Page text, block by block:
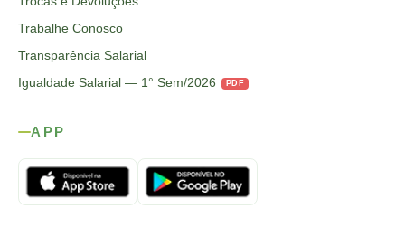
Trabalhe Conosco
Transparência Salarial
Igualdade Salarial — 1° Sem/2026
PDF
APP